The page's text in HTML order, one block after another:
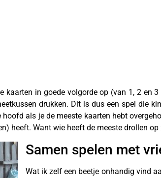
kaarten in goede volgorde op (van 1, 2 en
drukken. Dit is dus een spel die
als je de meeste kaarten hebt
heeft. Want wie heeft de meeste drollen op
Samen spelen met
Wat ik zelf een beetje onhandig vind